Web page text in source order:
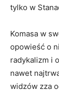
tylko w
Komasa w
opowieść o
radykalizm i
nawet
widzów zza